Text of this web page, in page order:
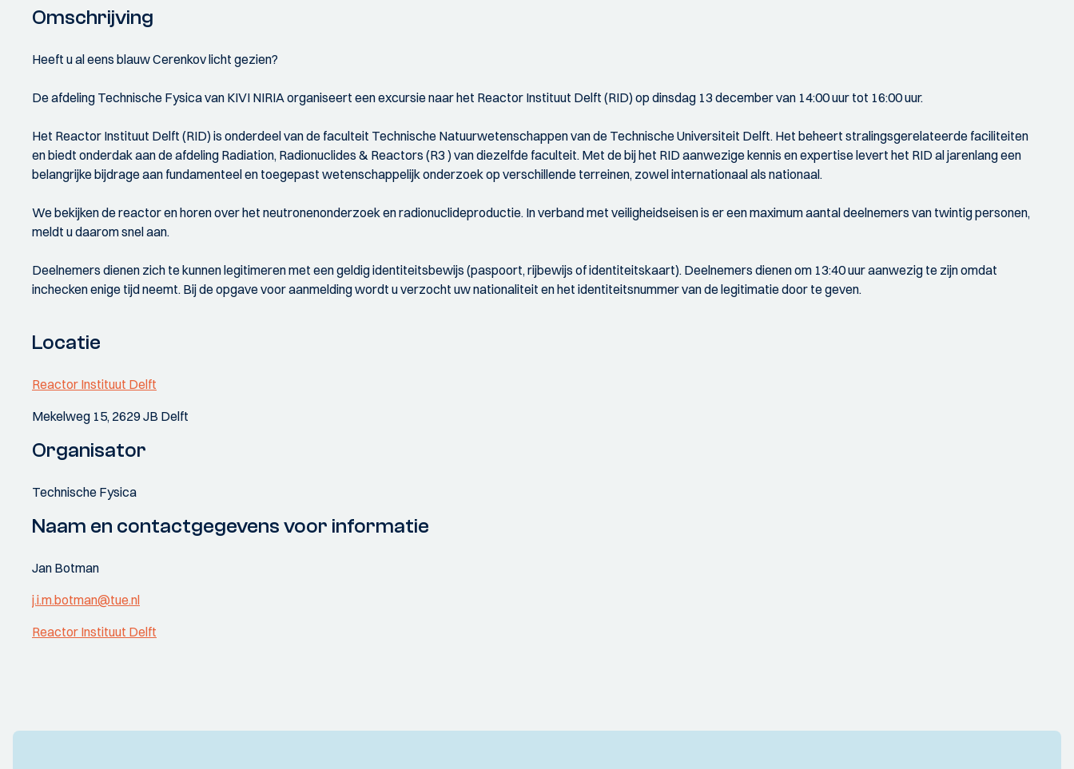
Omschrijving
Heeft u al eens blauw Cerenkov licht gezien?
De afdeling Technische Fysica van KIVI NIRIA organiseert een excursie naar het Reactor Instituut Delft (RID) op dinsdag 13 december van 14:00 uur tot 16:00 uur.
Het Reactor Instituut Delft (RID) is onderdeel van de faculteit Technische Natuurwetenschappen van de Technische Universiteit Delft. Het beheert stralingsgerelateerde faciliteiten
en biedt onderdak aan de afdeling Radiation, Radionuclides & Reactors (R3 ) van diezelfde faculteit. Met de bij het RID aanwezige kennis en expertise levert het RID al jarenlang een
belangrijke bijdrage aan fundamenteel en toegepast wetenschappelijk onderzoek op verschillende terreinen, zowel internationaal als nationaal.
We bekijken de reactor en horen over het neutronenonderzoek en radionuclideproductie. In verband met veiligheidseisen is er een maximum aantal deelnemers van twintig personen,
meldt u daarom snel aan.
Deelnemers dienen zich te kunnen legitimeren met een geldig identiteitsbewijs (paspoort, rijbewijs of identiteitskaart). Deelnemers dienen om 13:40 uur aanwezig te zijn omdat
inchecken enige tijd neemt. Bij de opgave voor aanmelding wordt u verzocht uw nationaliteit en het identiteitsnummer van de legitimatie door te geven.
Locatie
Reactor Instituut Delft
Mekelweg 15, 2629 JB Delft
Organisator
Technische Fysica
Naam en contactgegevens voor informatie
Jan Botman
j.i.m.botman@tue.nl
Reactor Instituut Delft